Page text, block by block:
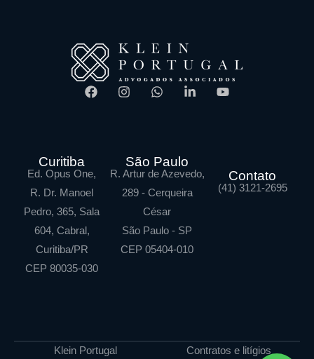
Curitiba
Ed. Opus One,
R. Dr. Manoel
Pedro, 365, Sala
604, Cabral,
Curitiba/PR
CEP 80035-030
São Paulo
R. Artur de Azevedo,
289 - Cerqueira
César
São Paulo - SP
CEP 05404-010
Contato
(41) 3121-2695
Klein Portugal Contratos e litígios